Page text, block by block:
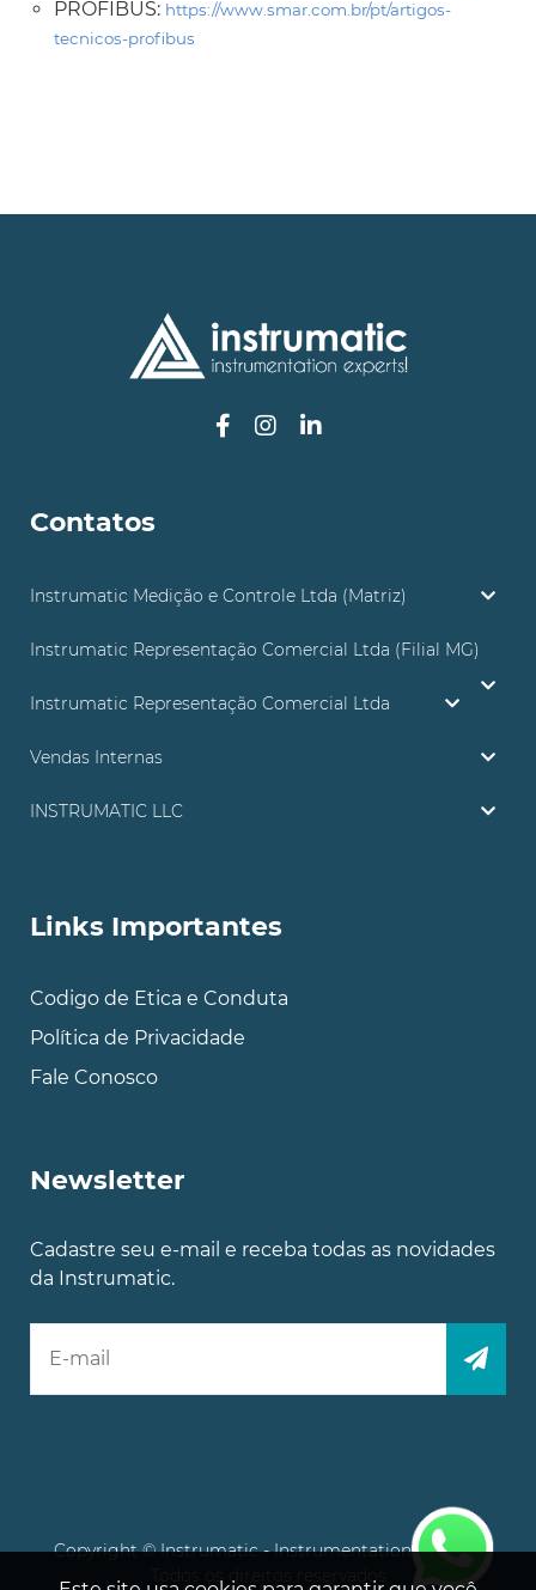
PROFIBUS: https://www.smar.com.br/pt/artigos-
tecnicos-profibus
Contatos
Instrumatic Medição e Controle Ltda (Matriz)
Instrumatic Representação Comercial Ltda (Filial MG)
Instrumatic Representação Comercial Ltda
Vendas Internas
INSTRUMATIC LLC
Links Importantes
Codigo de Etica e Conduta
Política de Privacidade
Fale Conosco
Newsletter
Cadastre seu e-mail e receba todas as novidades
da Instrumatic.
Copyright © Instrumatic - Instrumentation Experts.
Todos os direitos reservados